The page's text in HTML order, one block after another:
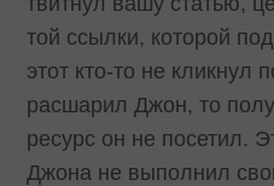
той ссылки, которой
этот кто-то не кликнул
расшарил Джон, то
ресурс он не посетил.
Джона не выполнил